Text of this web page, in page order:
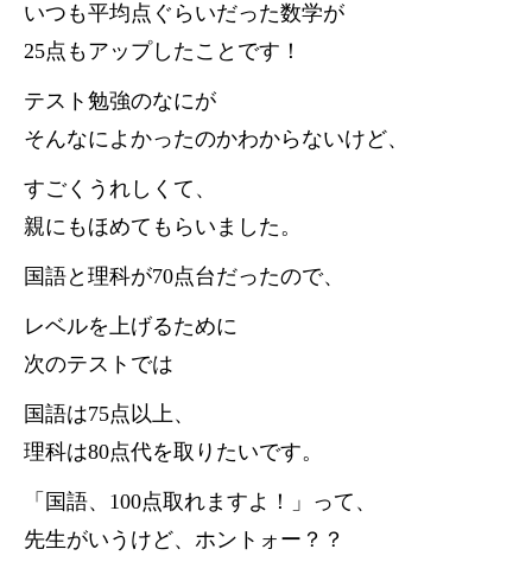
いつも平均点ぐらいだった数学が
25点もアップしたことです！
テスト勉強のなにが
そんなによかったのかわからないけど、
すごくうれしくて、
親にもほめてもらいました。
国語と理科が70点台だったので、
レベルを上げるために
次のテストでは
国語は75点以上、
理科は80点代を取りたいです。
「国語、100点取れますよ！」って、
先生がいうけど、ホントォー？？